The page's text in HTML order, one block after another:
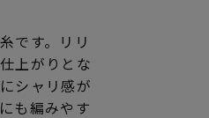
です。リリ
上がりとな
シャリ感が
も編みやす